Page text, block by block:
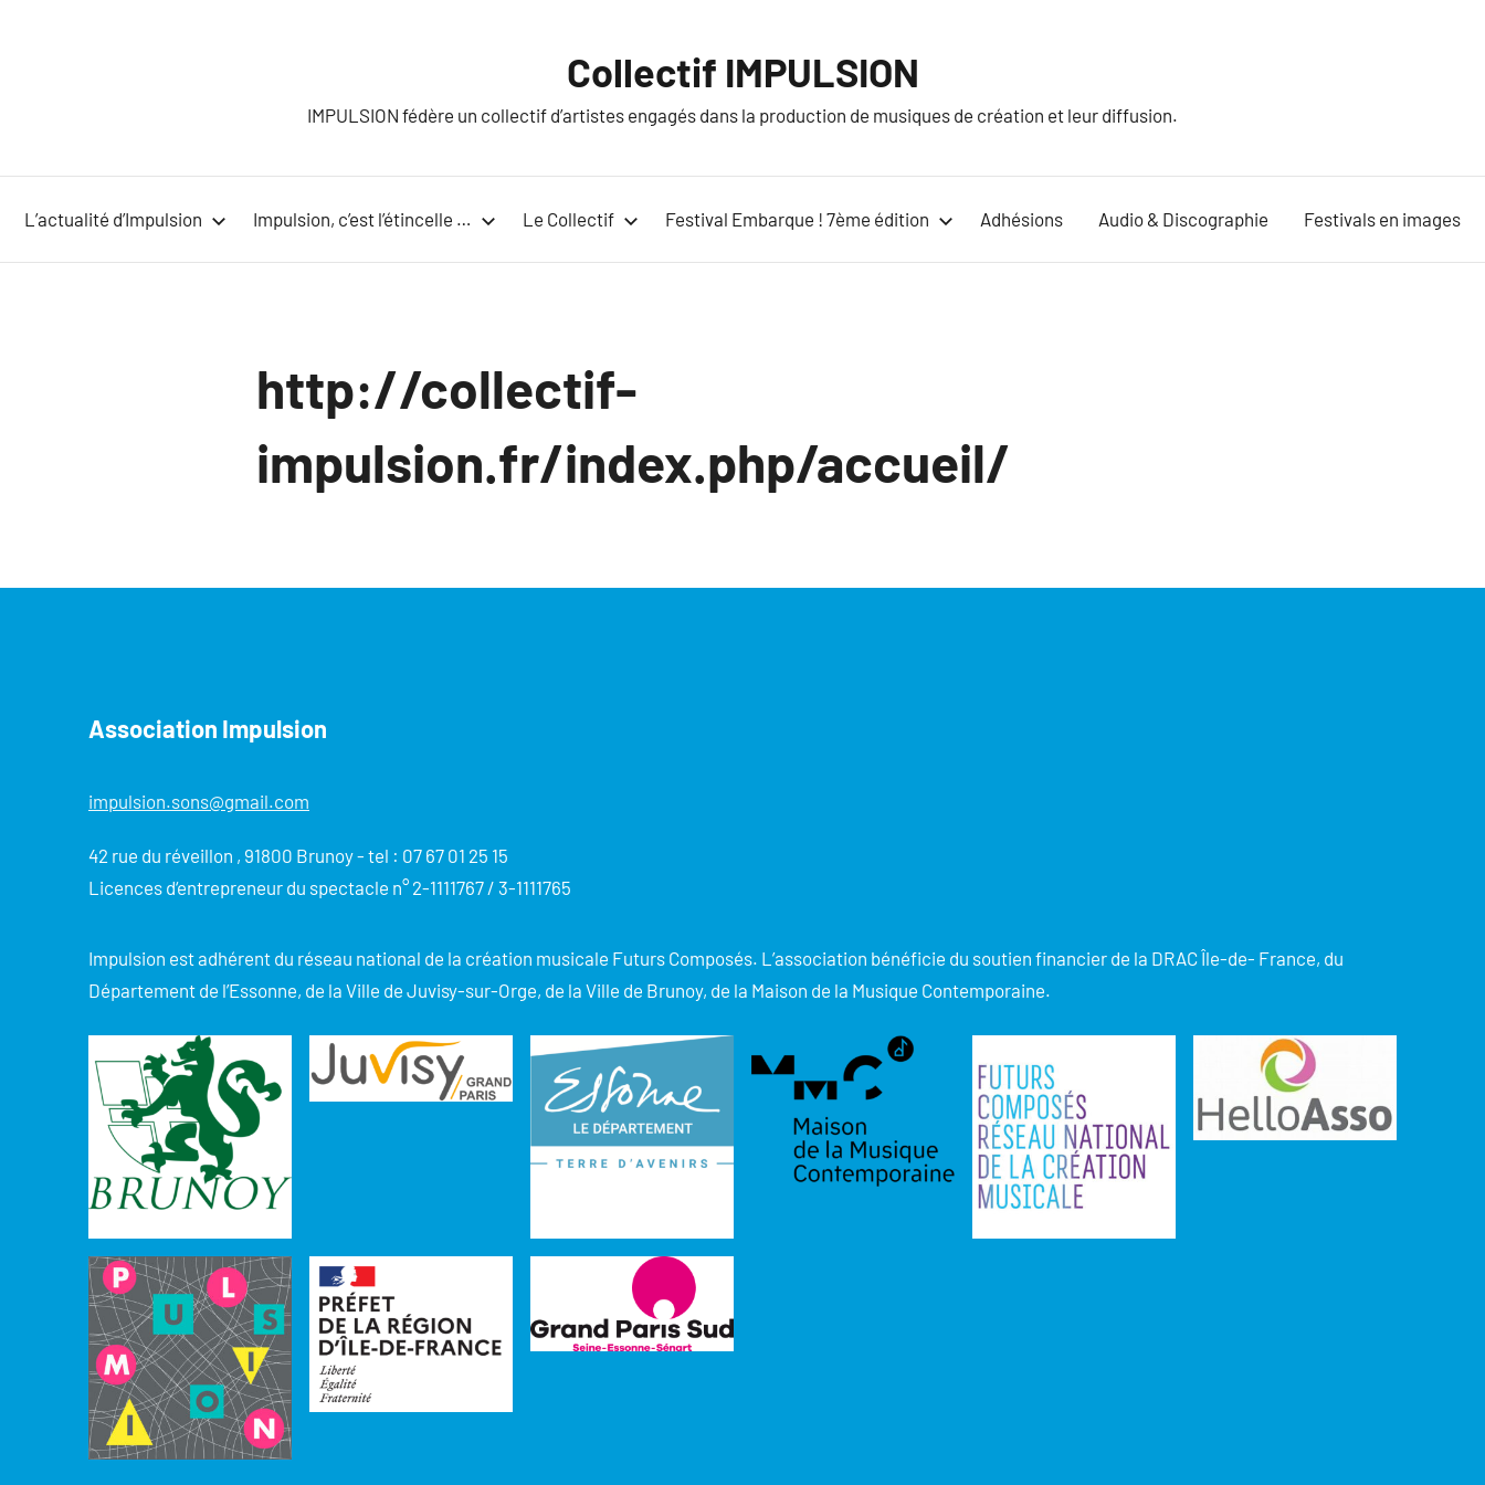
Collectif IMPULSION
IMPULSION fédère un collectif d’artistes engagés dans la production de musiques de création et leur diffusion.
L’actualité d’Impulsion Impulsion, c’est l’étincelle … Le Collectif Festival Embarque ! 7ème édition Adhésions Audio & Discographie Festivals en images
http://collectif-
impulsion.fr/index.php/accueil/
Association Impulsion
impulsion.sons@gmail.com
42 rue du réveillon , 91800 Brunoy - tel : 07 67 01 25 15
Licences d‘entrepreneur du spectacle n° 2-1111767 / 3-1111765
Impulsion est adhérent du réseau national de la création musicale Futurs Composés. L’association bénéficie du soutien financier de la DRAC Île-de- France, du
Département de l’Essonne, de la Ville de Juvisy-sur-Orge, de la Ville de Brunoy, de la Maison de la Musique Contemporaine.